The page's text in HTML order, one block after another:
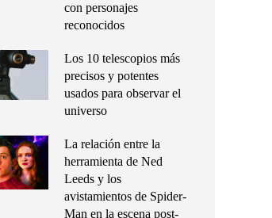
con personajes
reconocidos
Los 10 telescopios más
precisos y potentes
usados para observar el
universo
La relación entre la
herramienta de Ned
Leeds y los
avistamientos de Spider-
Man en la escena post-